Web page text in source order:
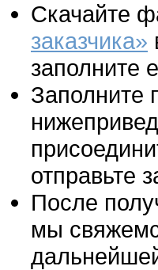
Скачайте
заказчика»
заполните
Заполните
отправьте
После
мы